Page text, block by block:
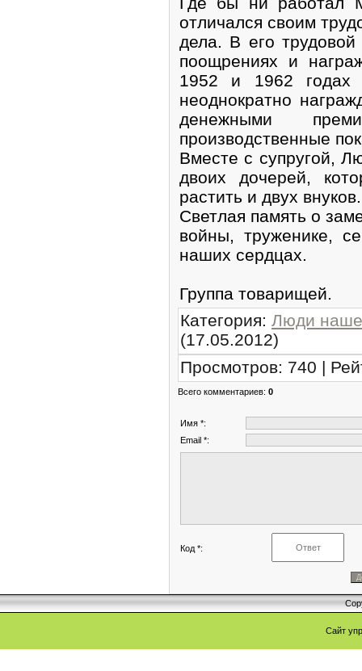
отличался своим
дела. В его
поощрениях и
1952 и 1962 годах
неоднократно
денежными
производственные
Вместе с супругой,
двоих дочерей,
растить и двух внуков.
Светлая память о
войны, труженике,
наших сердцах.
Группа товарищей.
Категория: Люди
(17.05.2012)
Просмотров: 740 |
Всего комментариев: 0
Имя *:
Email *:
Код *:
Сайт